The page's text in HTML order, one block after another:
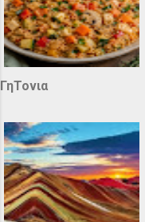
ΓηΤονια